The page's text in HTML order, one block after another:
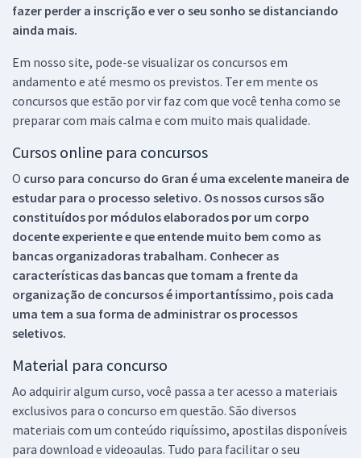
fazer perder a inscrição e ver o seu sonho se distanciando
ainda mais.
Em nosso site, pode-se visualizar os concursos em
andamento e até mesmo os previstos. Ter em mente os
concursos que estão por vir faz com que você tenha como se
preparar com mais calma e com muito mais qualidade.
Cursos online para concursos
O curso para concurso do Gran é uma excelente maneira de
estudar para o processo seletivo. Os nossos cursos são
constituídos por módulos elaborados por um corpo
docente experiente e que entende muito bem como as
bancas organizadoras trabalham. Conhecer as
características das bancas que tomam a frente da
organização de concursos é importantíssimo, pois cada
uma tem a sua forma de administrar os processos
seletivos.
Material para concurso
Ao adquirir algum curso, você passa a ter acesso a materiais
exclusivos para o concurso em questão. São diversos
materiais com um conteúdo riquíssimo, apostilas disponíveis
para download e videoaulas. Tudo para facilitar o seu